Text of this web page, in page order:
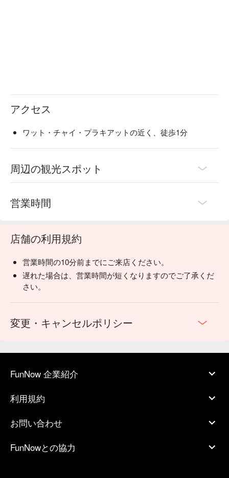
アクセス
ワット・チャイ・プラキアットの近く、徒歩1分
周辺の観光スポット
営業時間
店舗の利用規約
営業時間の10分前までにご来店ください。
遅れた場合は、営業時間が短くなりますのでご了承くだ
さい。
変更・キャンセルポリシー
FunNow 企業紹介
利用規約
お問い合わせ
FunNowとの協力